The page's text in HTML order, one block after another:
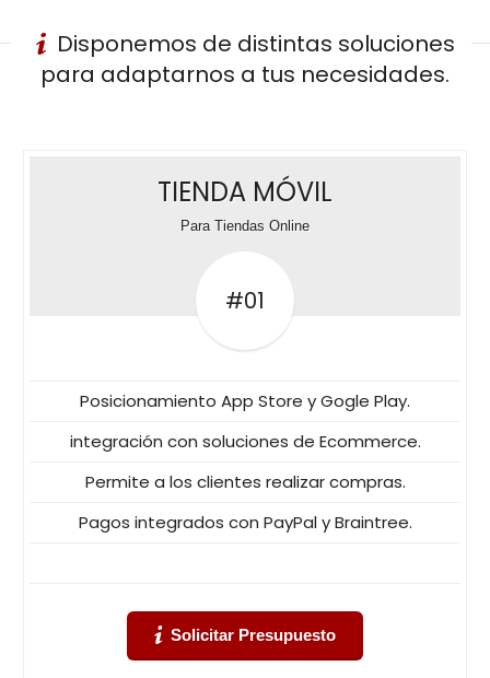
Disponemos de distintas soluciones
para adaptarnos a tus necesidades.
TIENDA MÓVIL
Para Tiendas Online
#01
Posicionamiento App Store y Gogle Play.
integración con soluciones de Ecommerce.
Permite a los clientes realizar compras.
Pagos integrados con PayPal y Braintree.
Solicitar Presupuesto